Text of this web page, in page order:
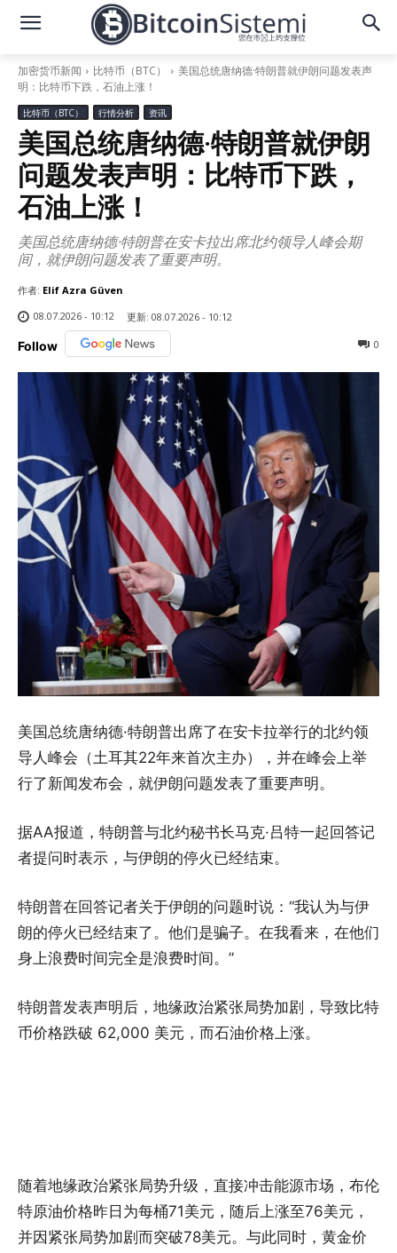
加密货币新闻 比特币（BTC）
美国总统唐纳德·特朗普就伊朗问题发表声
明：比特币下跌，石油上涨！
比特币（BTC） 行情分析 资讯
美国总统唐纳德·特朗普就伊朗
问题发表声明：比特币下跌，
石油上涨！
美国总统唐纳德·特朗普在安卡拉出席北约领导人峰会期
间，就伊朗问题发表了重要声明。
作者: Elif Azra Güven
08.07.2026 - 10:12
更新: 08.07.2026 - 10:12
Follow 0
美国总统唐纳德·特朗普出席了在安卡拉举行的北约领
导人峰会（土耳其22年来首次主办），并在峰会上举
行了新闻发布会，就伊朗问题发表了重要声明。
据AA报道，特朗普与北约秘书长马克·吕特一起回答记
者提问时表示，与伊朗的停火已经结束。
特朗普在回答记者关于伊朗的问题时说：“我认为与伊
朗的停火已经结束了。他们是骗子。在我看来，在他们
身上浪费时间完全是浪费时间。”
特朗普发表声明后，地缘政治紧张局势加剧，导致比特
币价格跌破 62,000 美元，而石油价格上涨。
随着地缘政治紧张局势升级，直接冲击能源市场，布伦
特原油价格昨日为每桶71美元，随后上涨至76美元，
并因紧张局势加剧而突破78美元。与此同时，黄金价